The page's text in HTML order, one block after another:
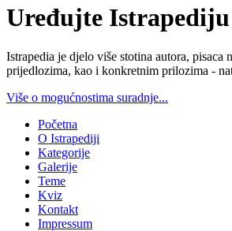
Uređujte Istrapediju
Istrapedia je djelo više stotina autora,
prijedlozima, kao i konkretnim prilozima -
Više o mogućnostima suradnje...
Početna
O Istrapediji
Kategorije
Galerije
Teme
Kviz
Kontakt
Impressum